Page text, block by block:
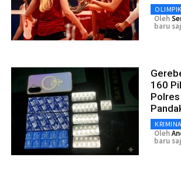
OLIMPIK
Oleh
baru
160
Oleh
baru